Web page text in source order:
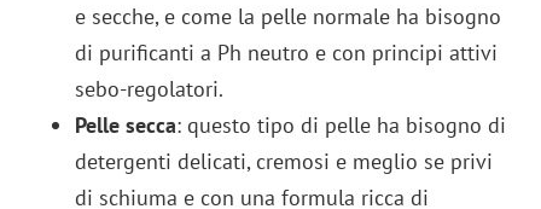
e secche, e come la pelle normale ha bisogno
di purificanti a Ph neutro e con principi attivi
sebo-regolatori.
Pelle secca: questo tipo di pelle ha bisogno di
detergenti delicati, cremosi e meglio se privi
di schiuma e con una formula ricca di